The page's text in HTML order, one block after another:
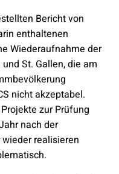
Bericht von
enthaltenen
Wiederaufnahme der
St. Gallen, die am
nicht akzeptabel.
zur Prüfung
nach der
realisieren